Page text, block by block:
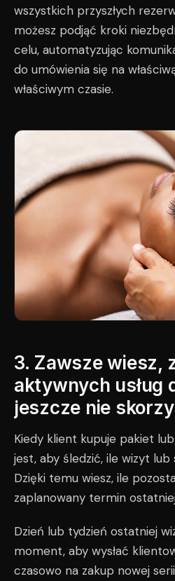
wszystkich przyszłych
możesz podjąć kroki
celu, automatyzując
do umówienia się na
właściwym czasie.
3. Zawsze wiesz,
aktywnych usług
jeszcze nie
Kiedy klient kupuje pakiet lub
jest, aby śledzić, ile wizyt lub
Dzięki temu wiesz, ile
zaplanowany termin
Dzień lub tydzień ostatniej
moment, aby wysłać
czasowo na zakup nowej